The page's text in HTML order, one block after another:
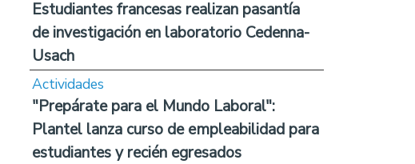
Estudiantes francesas realizan pasantía
de investigación en laboratorio Cedenna-
Usach
Actividades
"Prepárate para el Mundo Laboral":
Plantel lanza curso de empleabilidad para
estudiantes y recién egresados